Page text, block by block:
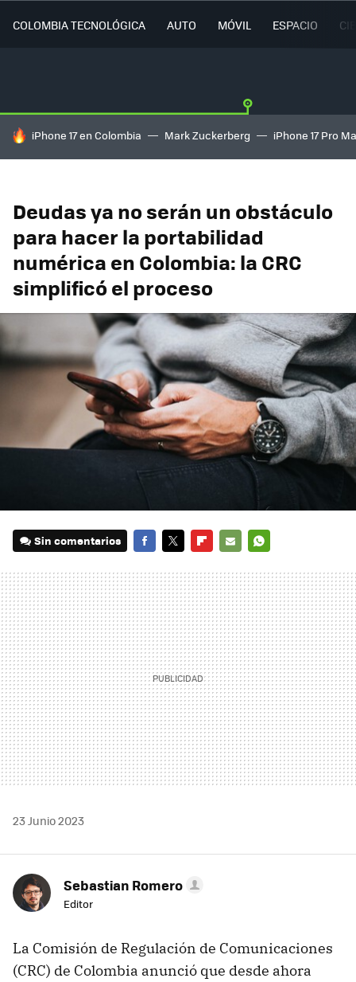
COLOMBIA TECNOLÓGICA AUTO MÓVIL ESPACIO
HOY SE HABLA DE
iPhone 17 en Colombia Mark Zuckerberg iPhone 17 Pro
Deudas ya no serán un obstáculo
para hacer la portabilidad
numérica en Colombia: la CRC
simplificó el proceso
Sin comentarios
MAIL
23 Junio 2023
Sebastian Romero
Editor
La Comisión de Regulación de Comunicaciones
(CRC) de Colombia anunció que desde ahora